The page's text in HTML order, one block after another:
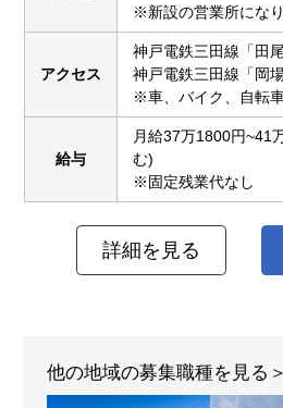
※新設の営業所にな
アクセス
神戸電鉄三田線「田
神戸電鉄三田線「岡
※車、バイク、自転
給与
月給37万1800円~41
む)
※固定残業代なし
詳細を見る
他の地域の募集職種を見る